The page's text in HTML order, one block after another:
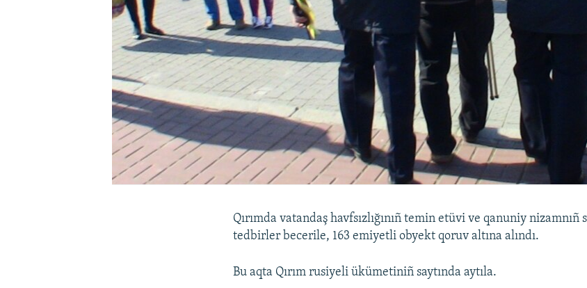
Qırımda vatandaş havfsızlığınıñ temin etüvi ve qanuniy
tedbirler becerile, 163 emiyetli obyekt qoruv altına alındı.
Bu aqta Qırım rusiyeli ükümetiniñ saytında aytıla.